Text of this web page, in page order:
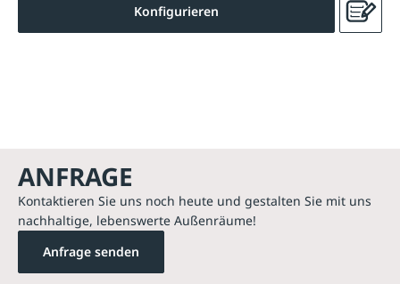
Konfigurieren
ANFRAGE
Kontaktieren Sie uns noch heute und gestalten Sie mit uns
nachhaltige, lebenswerte Außenräume!
Anfrage senden